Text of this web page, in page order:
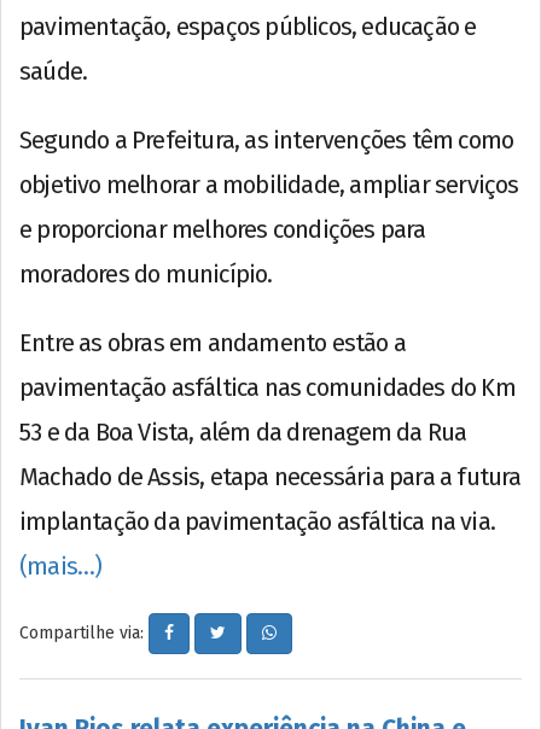
pavimentação, espaços públicos, educação e
saúde.
Segundo a Prefeitura, as intervenções têm como
objetivo melhorar a mobilidade, ampliar serviços
e proporcionar melhores condições para
moradores do município.
Entre as obras em andamento estão a
pavimentação asfáltica nas comunidades do Km
53 e da Boa Vista, além da drenagem da Rua
Machado de Assis, etapa necessária para a futura
implantação da pavimentação asfáltica na via.
(mais…)
Compartilhe via: